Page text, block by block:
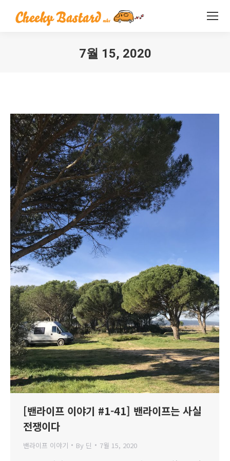
7월 15, 2020
[밴라이프 이야기 #1-41] 밴라이프는 사실
전쟁이다
밴라이프 이야기 By 딘 7월 15, 2020